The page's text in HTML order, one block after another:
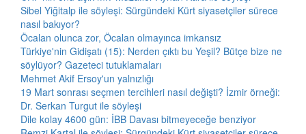
Sibel Yiğitalp ile söyleşi: Sürgündeki Kürt siyasetçiler sürece
nasıl bakıyor?
Öcalan olunca zor, Öcalan olmayınca imkansız
Türkiye'nin Gidişatı (15): Nerden çıktı bu Yeşil? Bütçe bize ne
söylüyor? Gazeteci tutuklamaları
Mehmet Akif Ersoy'un yalnızlığı
19 Mart sonrası seçmen tercihleri nasıl değişti? İzmir örneği:
Dr. Serkan Turgut ile söyleşi
Dile kolay 4600 gün: İBB Davası bitmeyeceğe benziyor